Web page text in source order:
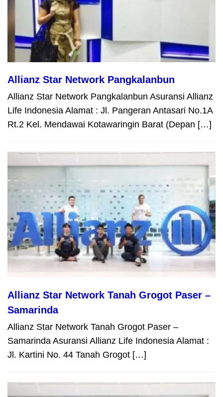
Allianz Star Network Pangkalanbun
Allianz Star Network Pangkalanbun Asuransi Allianz
Life Indonesia Alamat : Jl. Pangeran Antasari No.1A
Rt.2 Kel. Mendawai Kotawaringin Barat (Depan […]
Allianz Star Network Tanah Grogot Paser –
Samarinda
Allianz Star Network Tanah Grogot Paser –
Samarinda Asuransi Allianz Life Indonesia Alamat :
Jl. Kartini No. 44 Tanah Grogot […]